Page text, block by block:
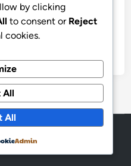
.
by clicking
to consent or Reject
cookies.
All
All